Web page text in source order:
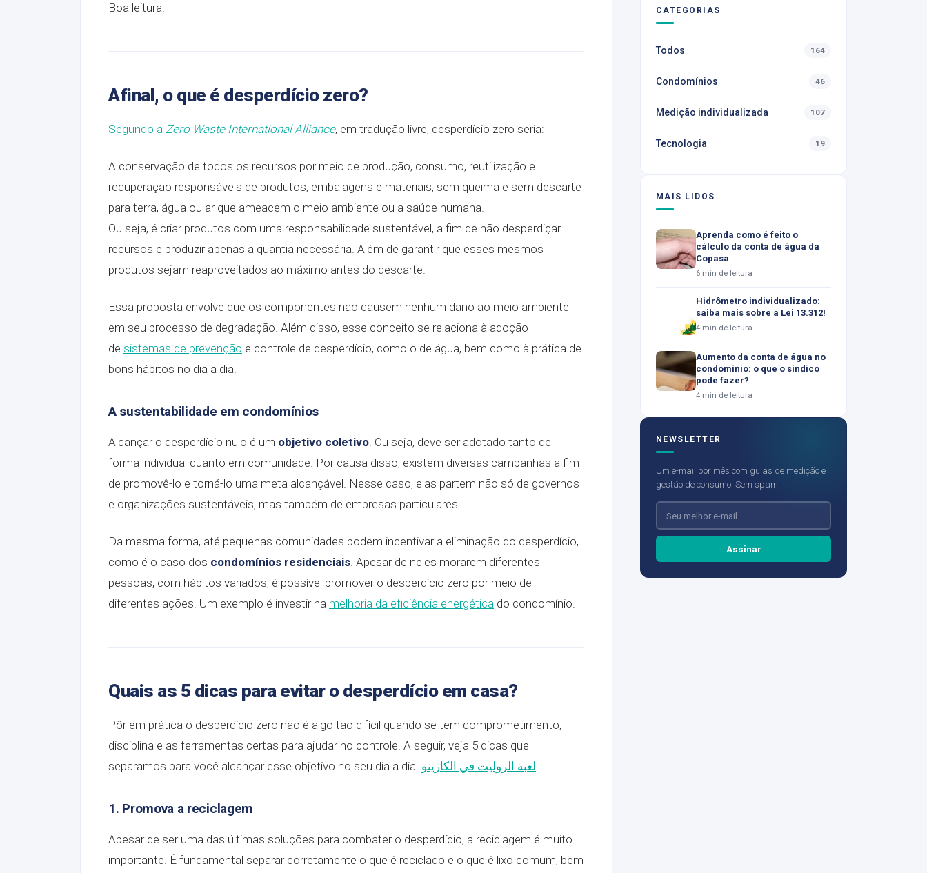
Boa leitura!
Afinal, o que é desperdício zero?
Segundo a Zero Waste International Alliance, em tradução livre, desperdício zero seria:
A conservação de todos os recursos por meio de produção, consumo, reutilização e
recuperação responsáveis ​​de produtos, embalagens e materiais, sem queima e sem descarte
para terra, água ou ar que ameacem o meio ambiente ou a saúde humana.
Ou seja, é criar produtos com uma responsabilidade sustentável, a fim de não desperdiçar
recursos e produzir apenas a quantia necessária. Além de garantir que esses mesmos
produtos sejam reaproveitados ao máximo antes do descarte.
Essa proposta envolve que os componentes não causem nenhum dano ao meio ambiente
em seu processo de degradação. Além disso, esse conceito se relaciona à adoção
de sistemas de prevenção e controle de desperdício, como o de água, bem como à prática de
bons hábitos no dia a dia.
A sustentabilidade em condomínios
Alcançar o desperdício nulo é um objetivo coletivo. Ou seja, deve ser adotado tanto de
forma individual quanto em comunidade. Por causa disso, existem diversas campanhas a fim
de promovê-lo e torná-lo uma meta alcançável. Nesse caso, elas partem não só de governos
e organizações sustentáveis, mas também de empresas particulares.
Da mesma forma, até pequenas comunidades podem incentivar a eliminação do desperdício,
como é o caso dos condomínios residenciais. Apesar de neles morarem diferentes
pessoas, com hábitos variados, é possível promover o desperdício zero por meio de
diferentes ações. Um exemplo é investir na melhoria da eficiência energética do condomínio.
Quais as 5 dicas para evitar o desperdício em casa?
Pôr em prática o desperdício zero não é algo tão difícil quando se tem comprometimento,
disciplina e as ferramentas certas para ajudar no controle. A seguir, veja 5 dicas que
separamos para você alcançar esse objetivo no seu dia a dia. لعبة الروليت في الكازينو
1. Promova a reciclagem
Apesar de ser uma das últimas soluções para combater o desperdício, a reciclagem é muito
importante. É fundamental separar corretamente o que é reciclado e o que é lixo comum, bem
CATEGORIAS
Todos 164
Condomínios 46
Medição individualizada 107
Tecnologia 19
MAIS LIDOS
Aprenda como é feito o
cálculo da conta de água da
Copasa
6 min de leitura
Hidrômetro individualizado:
saiba mais sobre a Lei 13.312!
4 min de leitura
Aumento da conta de água no
condomínio: o que o síndico
pode fazer?
4 min de leitura
NEWSLETTER
Um e-mail por mês com guias de medição e
gestão de consumo. Sem spam.
Assinar